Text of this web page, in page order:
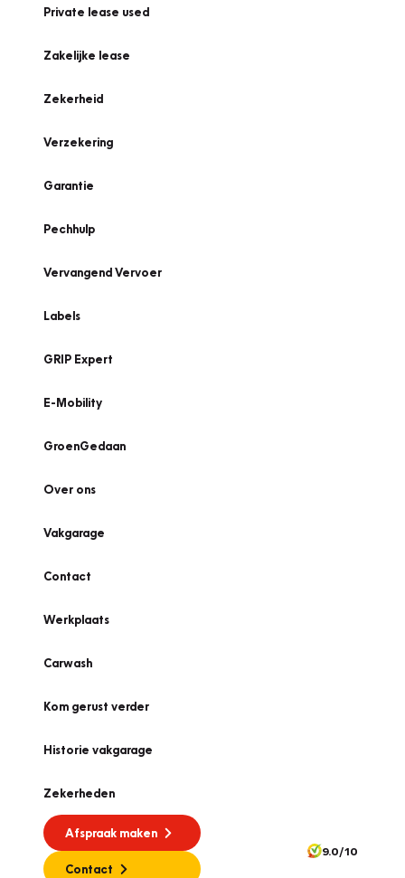
Private lease used
Zakelijke lease
Zekerheid
Verzekering
Garantie
Pechhulp
Vervangend Vervoer
Labels
GRIP Expert
E-Mobility
GroenGedaan
Over ons
Vakgarage
Contact
Werkplaats
Carwash
Kom gerust verder
Historie vakgarage
Zekerheden
Afspraak maken
Contact
9.0/10